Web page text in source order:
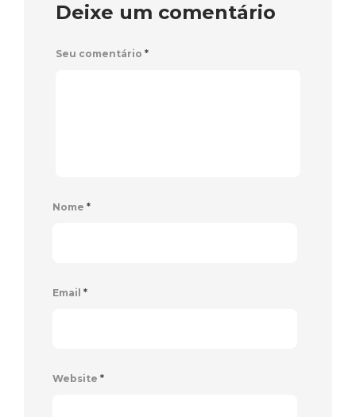
Deixe um comentário
Seu comentário *
Nome *
Email *
Website *